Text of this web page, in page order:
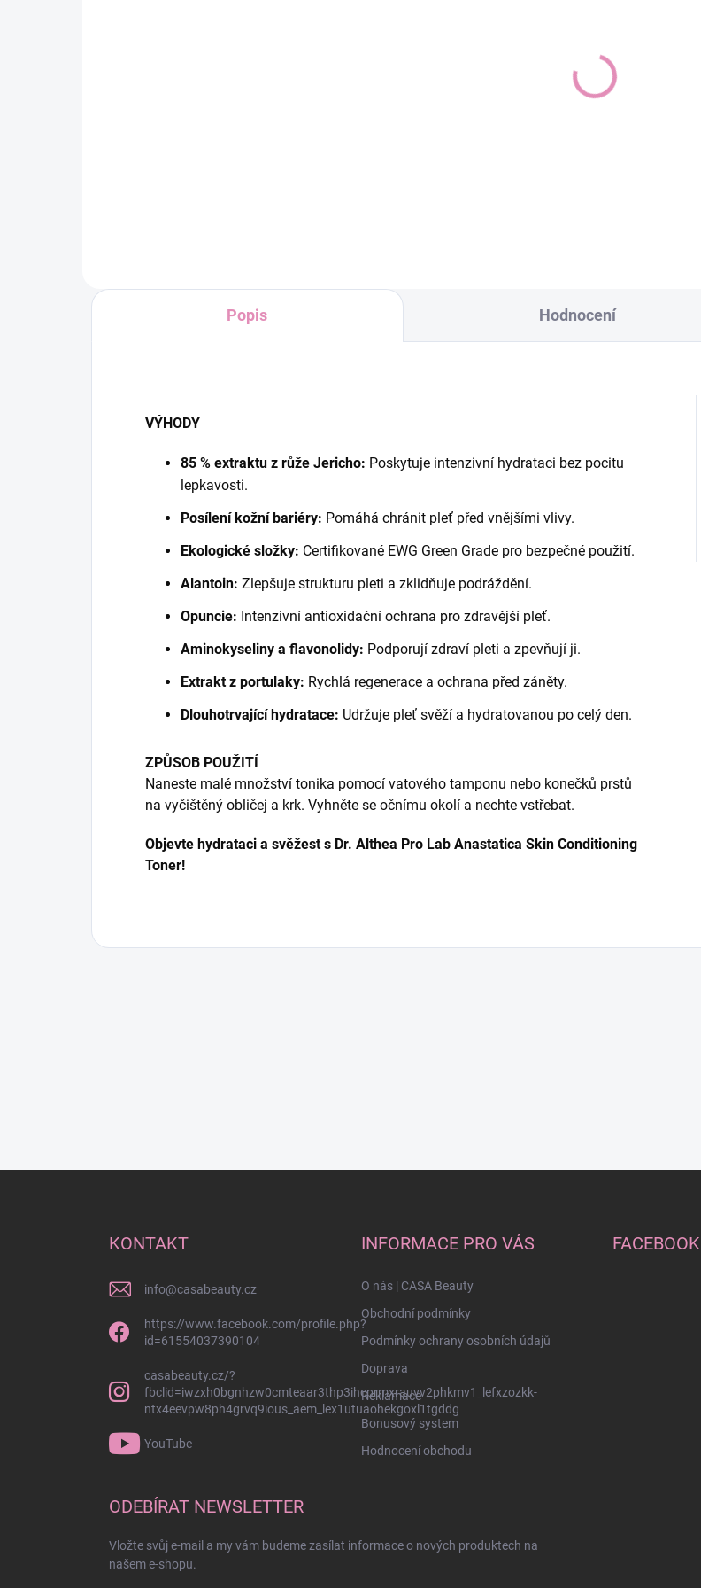
Popis Hodnocení
VÝHODY
85 % extraktu z růže Jericho: Poskytuje intenzivní hydrataci bez pocitu
lepkavosti.
Posílení kožní bariéry: Pomáhá chránit pleť před vnějšími vlivy.
Ekologické složky: Certifikované EWG Green Grade pro bezpečné použití.
Alantoin: Zlepšuje strukturu pleti a zklidňuje podráždění.
Opuncie: Intenzivní antioxidační ochrana pro zdravější pleť.
Aminokyseliny a flavonolidy: Podporují zdraví pleti a zpevňují ji.
Extrakt z portulaky: Rychlá regenerace a ochrana před záněty.
Dlouhotrvající hydratace: Udržuje pleť svěží a hydratovanou po celý den.
ZPŮSOB POUŽITÍ
Naneste malé množství tonika pomocí vatového tamponu nebo konečků prstů
na vyčištěný obličej a krk. Vyhněte se očnímu okolí a nechte vstřebat.
Objevte hydrataci a svěžest s Dr. Althea Pro Lab Anastatica Skin Conditioning
Toner!
KONTAKT
info@casabeauty.cz
https://www.facebook.com/profile.php?
id=61554037390104
casabeauty.cz/?
fbclid=iwzxh0bgnhzw0cmteaar3thp3ihcprmxrauvv2phkmv1_lefxzozkk-
ntx4eevpw8ph4grvq9ious_aem_lex1utuaohekgoxl1tgddg
YouTube
INFORMACE PRO VÁS
O nás | CASA Beauty
Obchodní podmínky
Podmínky ochrany osobních údajů
Doprava
Reklamace
Bonusový system
Hodnocení obchodu
FACEBOOK
ODEBÍRAT NEWSLETTER
Vložte svůj e-mail a my vám budeme zasílat informace o nových produktech na
našem e-shopu.